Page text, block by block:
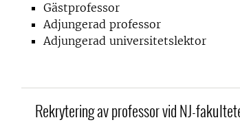
Gästprofessor
Adjungerad professor
Adjungerad universitetslektor
Rekrytering av professor vid NJ-